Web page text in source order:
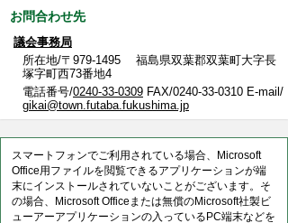
お問合わせ先
議会事務局
所在地/〒979-1495 福島県双葉郡双葉町大字長
塚字町西73番地4
電話番号/0240-33-0309 FAX/0240-33-0310 E-mail/
gikai@town.futaba.fukushima.jp
スマートフォンでご利用されている場合、Microsoft
Office用ファイルを閲覧できるアプリケーションが端
末にインストールされていないことがございます。そ
の場合、Microsoft Officeまたは無償のMicrosoft社製ビ
ューアーアプリケーションの入っているPC端末などを